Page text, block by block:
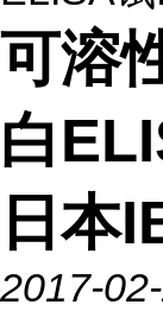
可溶
白
日本
2017-